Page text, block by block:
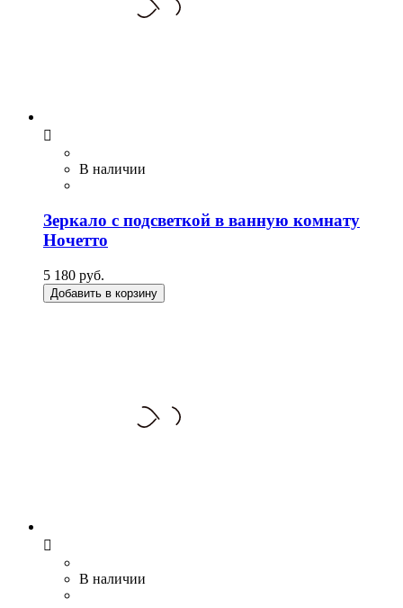

В наличии
Зеркало с подсветкой в ванную комнату
Ночетто
5 180 руб.
Добавить в корзину

В наличии